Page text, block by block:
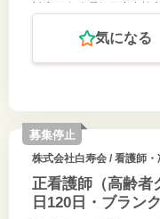
気になる
募集停止
株式会社白寿会/ 看護師・
正看護師（高齢者
日120日・ブラン